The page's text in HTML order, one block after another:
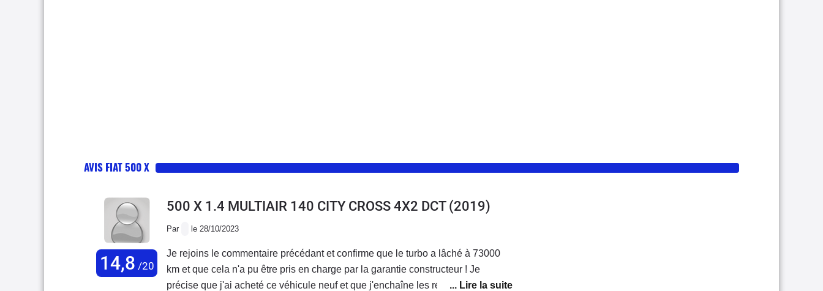
AVIS FIAT 500 X
14,8 /20
500 X 1.4 MULTIAIR 140 CITY CROSS 4X2 DCT(2019)
Par le 28/10/2023
Je rejoins le commentaire précédant et confirme que le turbo a lâché à 73000
km et que cela n'a pu être pris en charge par la garantie constructeur ! Je
précise que j'ai acheté ce véhicule neuf et que j'enchaîne les réparations ! Ma